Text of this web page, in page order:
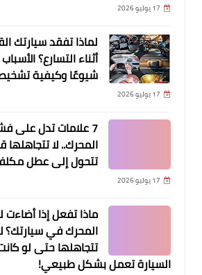
الرئيسية
5 أسباب تجعل عجلة القيادة
(الدركسون) ثقيل وصعب
الدوران… وكيف تتعامل معها
وتحل المشكلة
أخطر 5 أسباب تجعل الإطار
يتآكل من الداخل و كيف
تشخّص المشكلة بنفسك؟!
17 يوليو 2026
لماذا تفقد سيارتك
أثناء التسارع؟ الأسباب
شيوعًا وكيفية
17 يوليو 2026
7 علامات تدل على
المحرك.. لا تتجاهلها
تتحول إلى عطل
17 يوليو 2026
ماذا تفعل إذا أضاءت
المحرك في سيارتك؟
تتجاهلها حتى لو
السيارة تعمل بشكل طبيعي!